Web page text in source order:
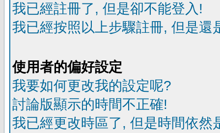
我已經註冊了, 但是卻不能登入!
我已經按照以上步驟註冊, 但是還
使用者的偏好設定
我要如何更改我的設定呢?
討論版顯示的時間不正確!
我已經更改時區了, 但是時間依然